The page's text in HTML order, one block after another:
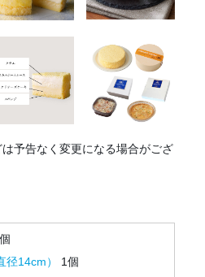
予告なく変更になる場合がござ
14cm）
1個